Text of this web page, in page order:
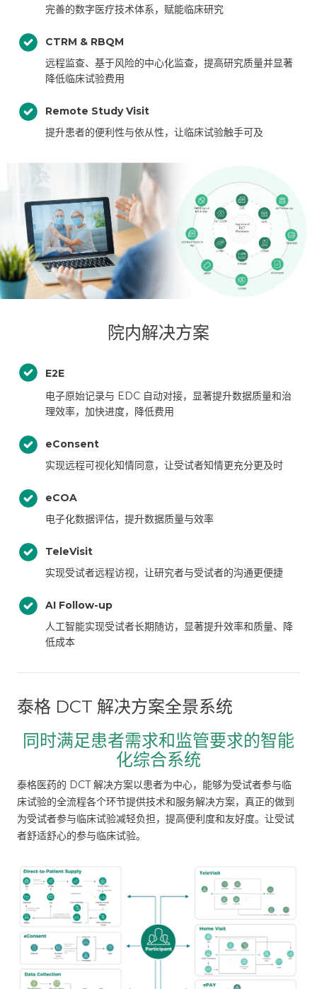
完善的数字医疗技术体系，赋能临床研究
CTRM & RBQM
远程监查、基于风险的中心化监查，提高研究质量并显著
降低临床试验费用
Remote Study Visit
提升患者的便利性与依从性，让临床试验触手可及
院内解决方案
E2E
电子原始记录与 EDC 自动对接，显著提升数据质量和治
理效率，加快进度，降低费用
eConsent
实现远程可视化知情同意，让受试者知情更充分更及时
eCOA
电子化数据评估，提升数据质量与效率
TeleVisit
实现受试者远程访视，让研究者与受试者的沟通更便捷
AI Follow-up
人工智能实现受试者长期随访，显著提升效率和质量、降
低成本
泰格 DCT 解决方案全景系统
同时满足患者需求和监管要求的智能
化综合系统
泰格医药的 DCT 解决方案以患者为中心，能够为受试者参与临
床试验的全流程各个环节提供技术和服务解决方案，真正的做到
为受试者参与临床试验减轻负担，提高便利度和友好度。让受试
者舒适舒心的参与临床试验。